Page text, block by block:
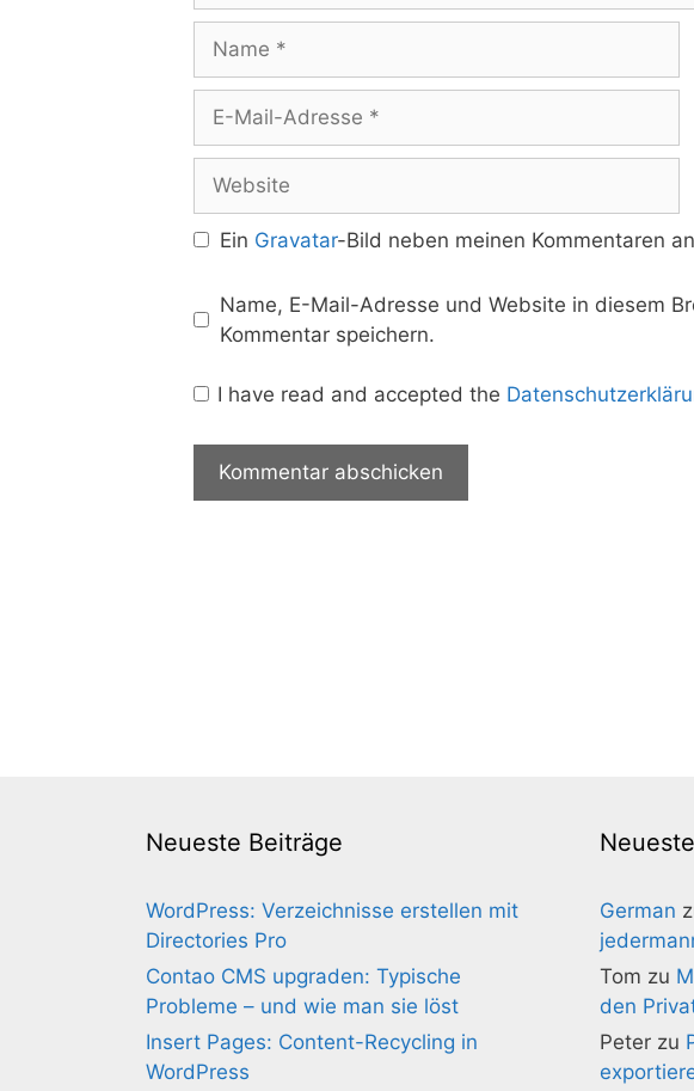
Name
Adresse
Website
Ein Gravatar-Bild neben meinen Kommentaren
Name, E-Mail-Adresse und Website in diesem
Kommentar speichern.
I have read and accepted the
Neueste Beiträge
WordPress: Verzeichnisse erstellen mit
Directories Pro
Contao CMS upgraden: Typische
Probleme – und wie man sie löst
Insert Pages: Content-Recycling in
WordPress
German
Tom zu
den
Peterzu